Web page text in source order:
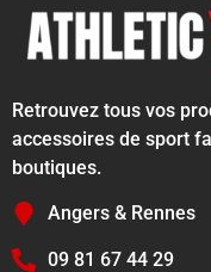
Retrouvez tous vos
accessoires de sport
boutiques.
Angers & Rennes
09 81 67 44 29